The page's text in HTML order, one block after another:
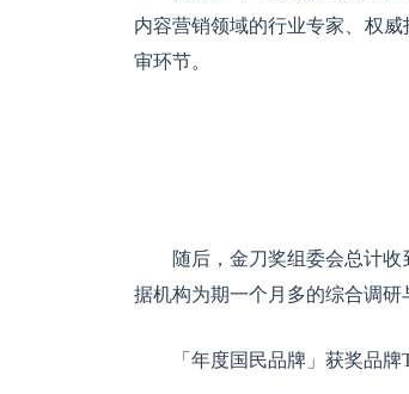
内容营销领域的行业专家、权
审环节。
随后，金刀奖组委会总计
据机构为期一个月多的综合调研
「年度国民品牌」获奖品牌